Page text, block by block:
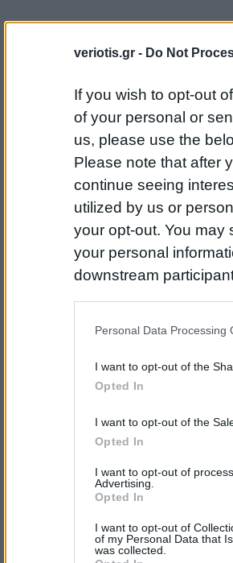
veriotis.gr - Do Not
If you wish to opt-out
of your personal or
us, please use the
Please note that after
continue seeing
utilized by us or
your opt-out. You may
your personal
downstream
us to third parties on
Personal Data Processing
I want to opt-out of the
Opted In
I want to opt-out of the
Opted In
I want to opt-out of
Advertising.
Opted In
I want to opt-out of
of my Personal Data that
was collected.